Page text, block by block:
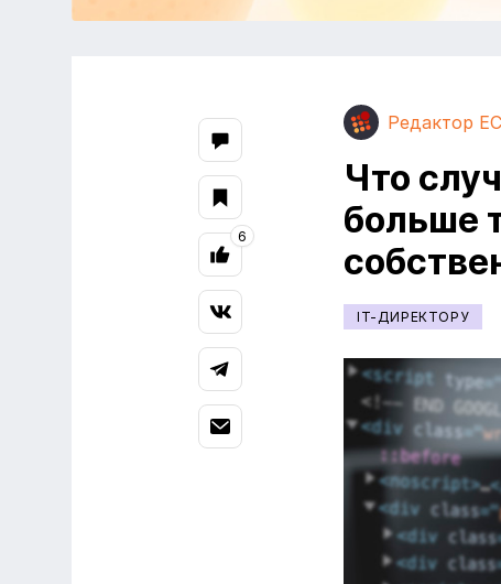
Редактор
Что
больше
IT-ДИРЕКТОРУ
6